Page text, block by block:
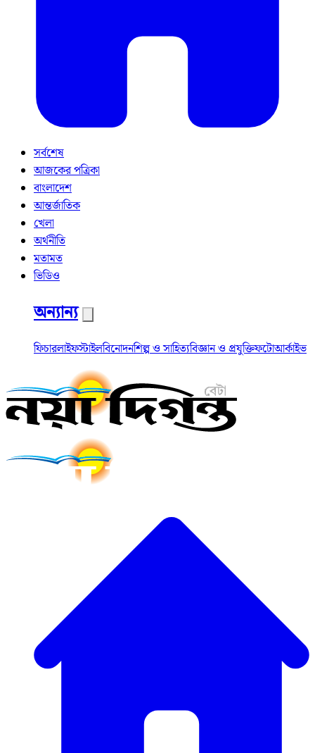
সর্বশেষ
আজকের পত্রিকা
বাংলাদেশ
আন্তর্জাতিক
খেলা
অর্থনীতি
মতামত
ভিডিও
অন্যান্য
ফিচারলাইফস্টাইলবিনোদনশিল্প ও সাহিত্যবিজ্ঞান ও প্রযুক্তিফটোআর্কাইভ